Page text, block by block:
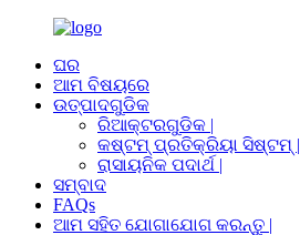
ଘର
ଆମ ବିଷୟରେ
ଉତ୍ପାଦଗୁଡିକ
ରିଆକ୍ଟରଗୁଡିକ |
କଷ୍ଟମ୍ ପ୍ରତିକ୍ରିୟା ସିଷ୍ଟମ୍ |
ରାସାୟନିକ ପଦାର୍ଥ |
ସମ୍ବାଦ
FAQs
ଆମ ସହିତ ଯୋଗାଯୋଗ କରନ୍ତୁ |